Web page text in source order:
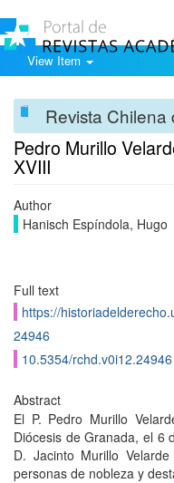
View Item
Revista Chilena
Pedro Murillo
XVIII
Author
Hanisch Espíndola, Hugo
Full text
https://
24946
10.5354/rchd.v0i12.24946
Abstract
El P. Pedro Murillo
Diócesis de Granada, el 6
D. Jacinto Murillo
personas de nobleza y